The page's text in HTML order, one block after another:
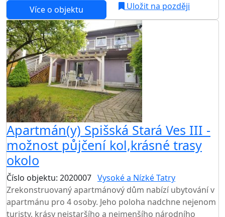
Více o objektu
Uložit na později
Apartmán(y) Spišská Stará Ves III -
možnost půjčení kol,krásné trasy
okolo
Číslo objektu: 2020007 Vysoké a Nízké Tatry
Zrekonstruovaný apartmánový dům nabízí ubytování v
apartmánu pro 4 osoby. Jeho poloha nadchne nejenom
turisty, krásy nejstaršího a nejmenšího národního